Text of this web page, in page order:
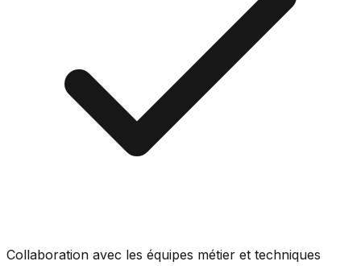
Collaboration avec les équipes métier et techniques